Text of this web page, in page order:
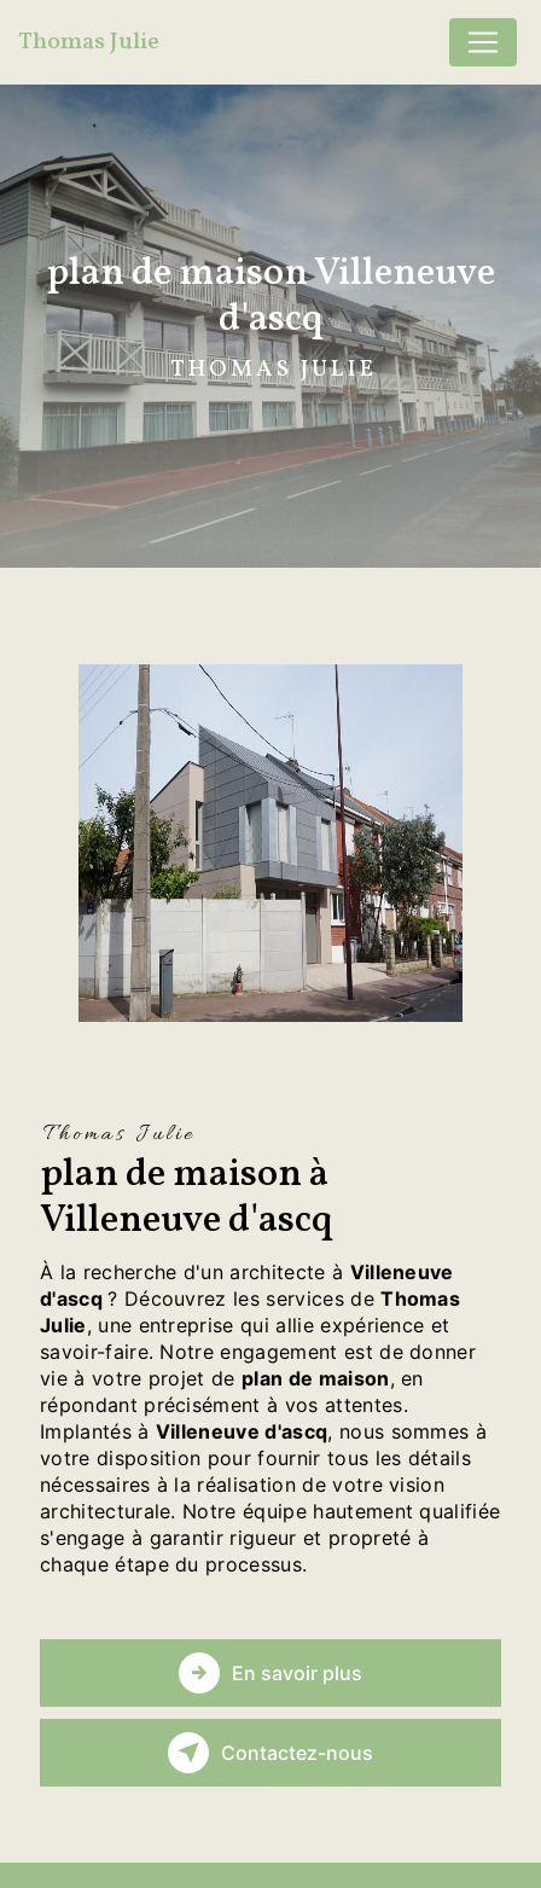
Thomas Julie
plan de maison Villeneuve
d'ascq
THOMAS JULIE
Thomas Julie
plan de maison à
Villeneuve d'ascq
À la recherche d'un architecte à Villeneuve
d'ascq? Découvrez les services deThomas
Julie, une entreprise qui allie expérience et
savoir-faire. Notre engagement est de donner
vie à votre projet de plan de maison, en
répondant précisément à vos attentes.
Implantés à Villeneuve d'ascq, nous sommes à
votre disposition pour fournir tous les détails
nécessaires à la réalisation de votre vision
architecturale. Notre équipe hautement qualifiée
s'engage à garantir rigueur et propreté à
chaque étape du processus.
En savoir plus
Contactez-nous